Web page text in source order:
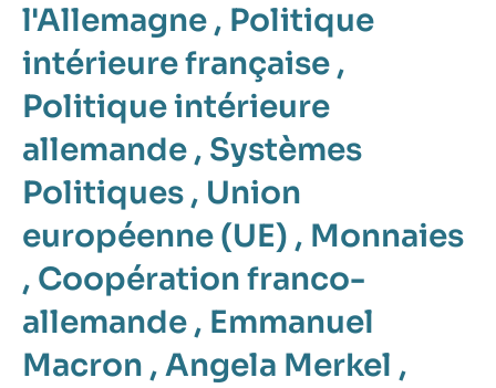
l'Allemagne , Politique
intérieure française ,
Politique intérieure
allemande , Systèmes
Politiques , Union
européenne (UE) , Monnaies
, Coopération franco-
allemande , Emmanuel
Macron , Angela Merkel ,